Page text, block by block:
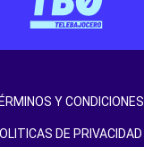
Y CONDICIONES
DE PRIVACIDAD